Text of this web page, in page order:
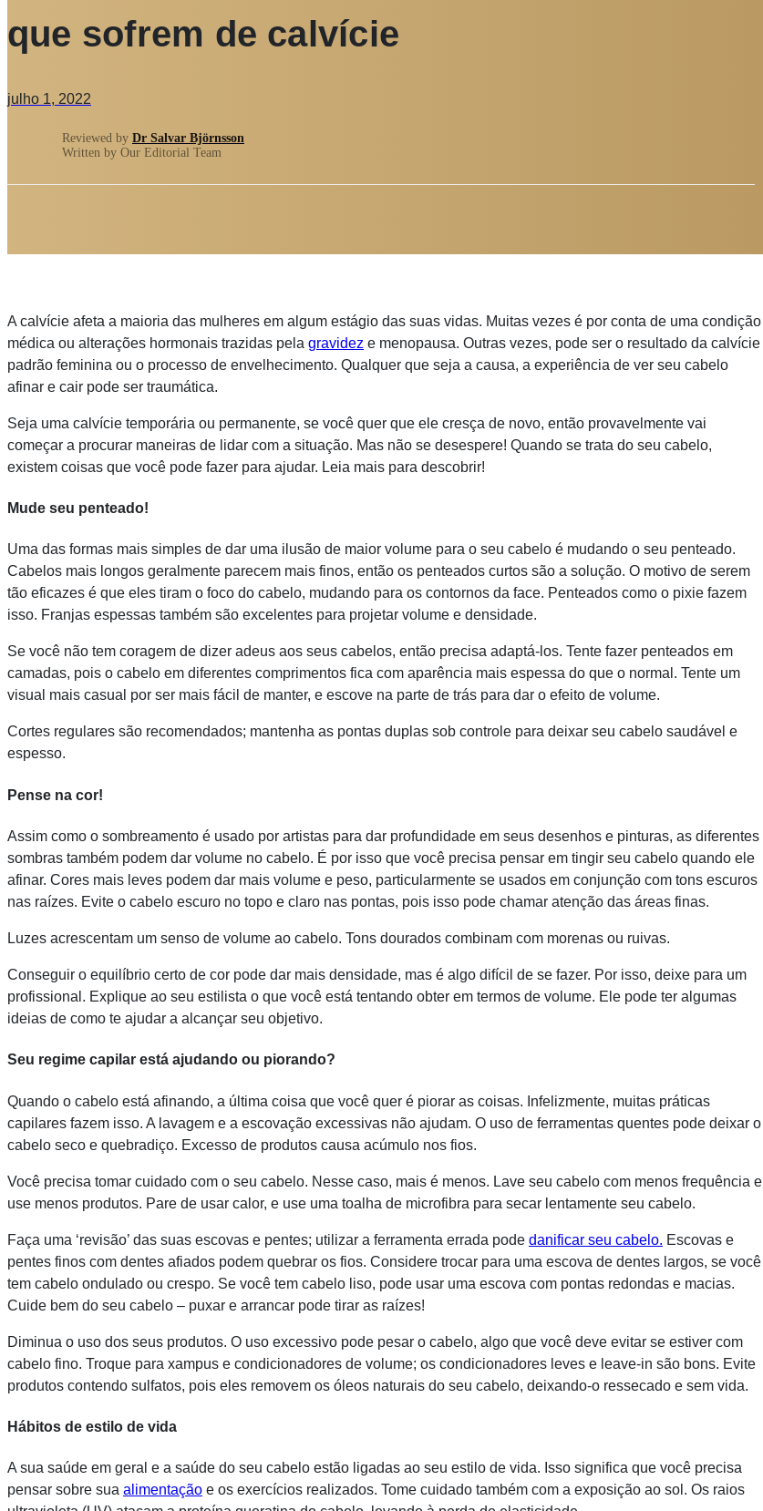
que sofrem de calvície
julho 1, 2022
Reviewed by Dr Salvar Björnsson
Written by Our Editorial Team
A calvície afeta a maioria das mulheres em algum estágio das suas vidas. Muitas vezes é por conta de uma condição
médica ou alterações hormonais trazidas pela gravidez e menopausa. Outras vezes, pode ser o resultado da calvície
padrão feminina ou o processo de envelhecimento. Qualquer que seja a causa, a experiência de ver seu cabelo
afinar e cair pode ser traumática.
Seja uma calvície temporária ou permanente, se você quer que ele cresça de novo, então provavelmente vai
começar a procurar maneiras de lidar com a situação. Mas não se desespere! Quando se trata do seu cabelo,
existem coisas que você pode fazer para ajudar. Leia mais para descobrir!
Mude seu penteado!
Uma das formas mais simples de dar uma ilusão de maior volume para o seu cabelo é mudando o seu penteado.
Cabelos mais longos geralmente parecem mais finos, então os penteados curtos são a solução. O motivo de serem
tão eficazes é que eles tiram o foco do cabelo, mudando para os contornos da face. Penteados como o pixie fazem
isso. Franjas espessas também são excelentes para projetar volume e densidade.
Se você não tem coragem de dizer adeus aos seus cabelos, então precisa adaptá-los. Tente fazer penteados em
camadas, pois o cabelo em diferentes comprimentos fica com aparência mais espessa do que o normal. Tente um
visual mais casual por ser mais fácil de manter, e escove na parte de trás para dar o efeito de volume.
Cortes regulares são recomendados; mantenha as pontas duplas sob controle para deixar seu cabelo saudável e
espesso.
Pense na cor!
Assim como o sombreamento é usado por artistas para dar profundidade em seus desenhos e pinturas, as diferentes
sombras também podem dar volume no cabelo. É por isso que você precisa pensar em tingir seu cabelo quando ele
afinar. Cores mais leves podem dar mais volume e peso, particularmente se usados em conjunção com tons escuros
nas raízes. Evite o cabelo escuro no topo e claro nas pontas, pois isso pode chamar atenção das áreas finas.
Luzes acrescentam um senso de volume ao cabelo. Tons dourados combinam com morenas ou ruivas.
Conseguir o equilíbrio certo de cor pode dar mais densidade, mas é algo difícil de se fazer. Por isso, deixe para um
profissional. Explique ao seu estilista o que você está tentando obter em termos de volume. Ele pode ter algumas
ideias de como te ajudar a alcançar seu objetivo.
Seu regime capilar está ajudando ou piorando?
Quando o cabelo está afinando, a última coisa que você quer é piorar as coisas. Infelizmente, muitas práticas
capilares fazem isso. A lavagem e a escovação excessivas não ajudam. O uso de ferramentas quentes pode deixar o
cabelo seco e quebradiço. Excesso de produtos causa acúmulo nos fios.
Você precisa tomar cuidado com o seu cabelo. Nesse caso, mais é menos. Lave seu cabelo com menos frequência e
use menos produtos. Pare de usar calor, e use uma toalha de microfibra para secar lentamente seu cabelo.
Faça uma ‘revisão’ das suas escovas e pentes; utilizar a ferramenta errada pode danificar seu cabelo. Escovas e
pentes finos com dentes afiados podem quebrar os fios. Considere trocar para uma escova de dentes largos, se você
tem cabelo ondulado ou crespo. Se você tem cabelo liso, pode usar uma escova com pontas redondas e macias.
Cuide bem do seu cabelo – puxar e arrancar pode tirar as raízes!
Diminua o uso dos seus produtos. O uso excessivo pode pesar o cabelo, algo que você deve evitar se estiver com
cabelo fino. Troque para xampus e condicionadores de volume; os condicionadores leves e leave-in são bons. Evite
produtos contendo sulfatos, pois eles removem os óleos naturais do seu cabelo, deixando-o ressecado e sem vida.
Hábitos de estilo de vida
A sua saúde em geral e a saúde do seu cabelo estão ligadas ao seu estilo de vida. Isso significa que você precisa
pensar sobre sua alimentação e os exercícios realizados. Tome cuidado também com a exposição ao sol. Os raios